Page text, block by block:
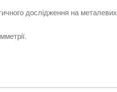
дослідження на металевих